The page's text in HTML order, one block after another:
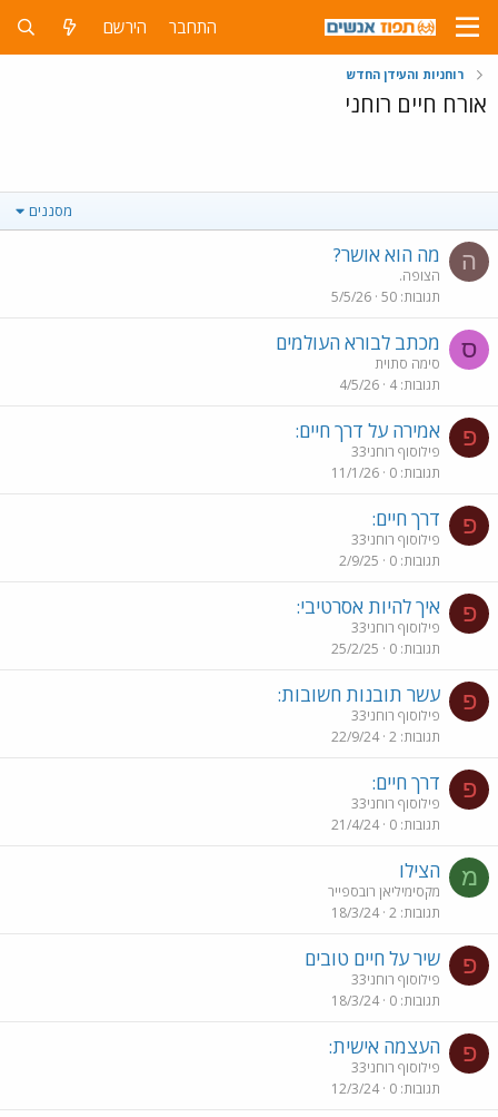
התחבר הירשם
רוחניות והעידן החדש
אורח חיים רוחני
מסננים
ה מה הוא אושר?
הצופה.
תגובות 50
5/5/26
ס מכתב לבורא העולמים
סימה סתוית
תגובות 4
4/5/26
פ אמירה על דרך חיים:
פילוסוף רוחני33
תגובות 0
11/1/26
פ דרך חיים:
פילוסוף רוחני33
תגובות 0
2/9/25
פ איך להיות אסרטיבי:
פילוסוף רוחני33
תגובות 0
25/2/25
פ עשר תובנות חשובות:
פילוסוף רוחני33
תגובות 2
22/9/24
פ דרך חיים:
פילוסוף רוחני33
תגובות 0
21/4/24
מ הצילו
מקסימיליאן רובספייר
תגובות 2
18/3/24
פ שיר על חיים טובים
פילוסוף רוחני33
תגובות 0
18/3/24
פ העצמה אישית:
פילוסוף רוחני33
תגובות 0
12/3/24